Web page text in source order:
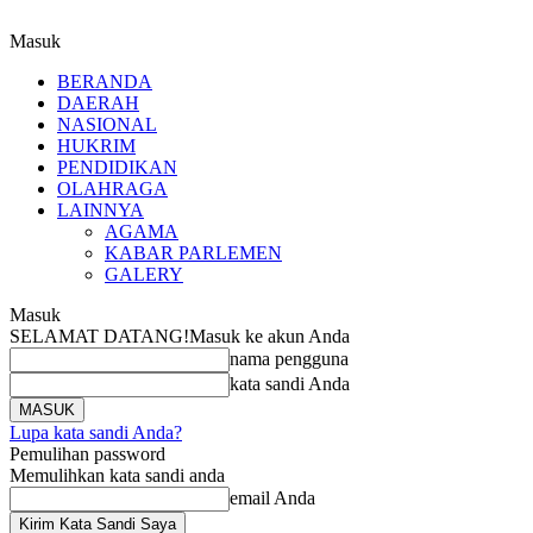
Masuk
BERANDA
DAERAH
NASIONAL
HUKRIM
PENDIDIKAN
OLAHRAGA
LAINNYA
AGAMA
KABAR PARLEMEN
GALERY
Masuk
SELAMAT DATANG!Masuk ke akun Anda
nama pengguna
kata sandi Anda
Lupa kata sandi Anda?
Pemulihan password
Memulihkan kata sandi anda
email Anda